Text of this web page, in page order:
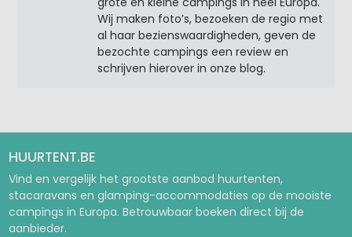
Wij maken foto’s, bezoeken de regio met
al haar bezienswaardigheden, geven de
bezochte campings een review en
schrijven hierover in onze blog.
HUURTENT.BE
Vind en vergelijk het grootste aanbod huurtenten,
stacaravans en glamping-accommodaties op de mooiste
campings in Europa. Betrouwbaar boeken direct bij de
aanbieder.